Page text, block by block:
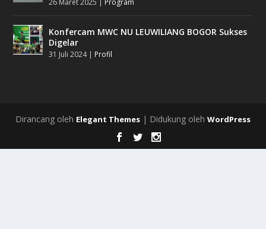
Konfercam MWC NU LEUWILIANG BOGOR Sukses
Digelar
31 Juli 2024| Profil
Dirancang oleh Elegant Themes | Didukung oleh WordPress